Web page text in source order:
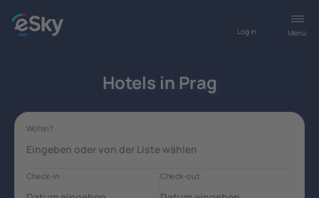
Menü
Log in
Hotels in Prag